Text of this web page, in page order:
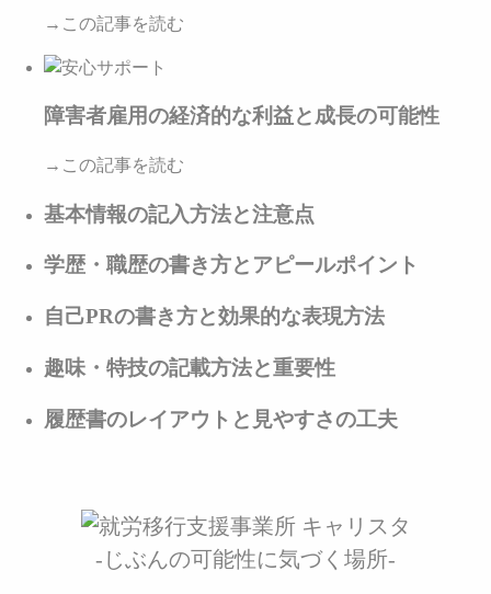
→この記事を読む
障害者雇用の経済的な利益と成長の可能性
→この記事を読む
基本情報の記入方法と注意点
学歴・職歴の書き方とアピールポイント
自己PRの書き方と効果的な表現方法
趣味・特技の記載方法と重要性
履歴書のレイアウトと見やすさの工夫
-じぶんの可能性に気づく場所-